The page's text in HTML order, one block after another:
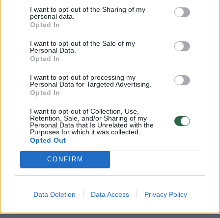
I want to opt-out of the Sharing of my
personal data.
Opted In
I want to opt-out of the Sale of my
Personal Data.
Opted In
I want to opt-out of processing my
Personal Data for Targeted Advertising.
Opted In
I want to opt-out of Collection, Use,
Retention, Sale, and/or Sharing of my
Personal Data that Is Unrelated with the
Purposes for which it was collected.
Opted Out
CONFIRM
Data Deletion Data Access Privacy Policy